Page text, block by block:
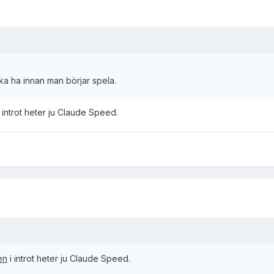
ha innan man börjar spela.
heter ju Claude Speed.
i introt heter ju Claude Speed.